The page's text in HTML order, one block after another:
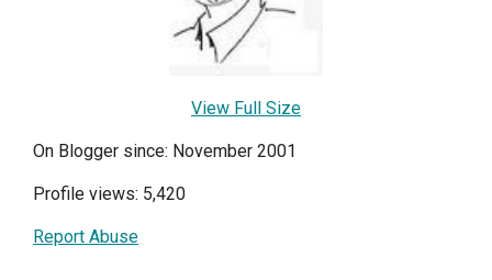
View Full Size
On Blogger since: November 2001
Profile views: 5,420
Report Abuse